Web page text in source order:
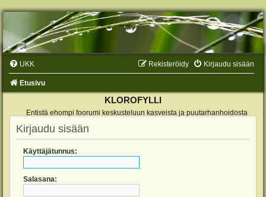
UKK Kirjaudu sisään
Rekisteröidy
Etusivu
KLOROFYLLI
Entistä ehompi foorumi keskusteluun kasveista ja puutarhanhoidosta
Kirjaudu sisään
Käyttäjätunnus:
Salasana: